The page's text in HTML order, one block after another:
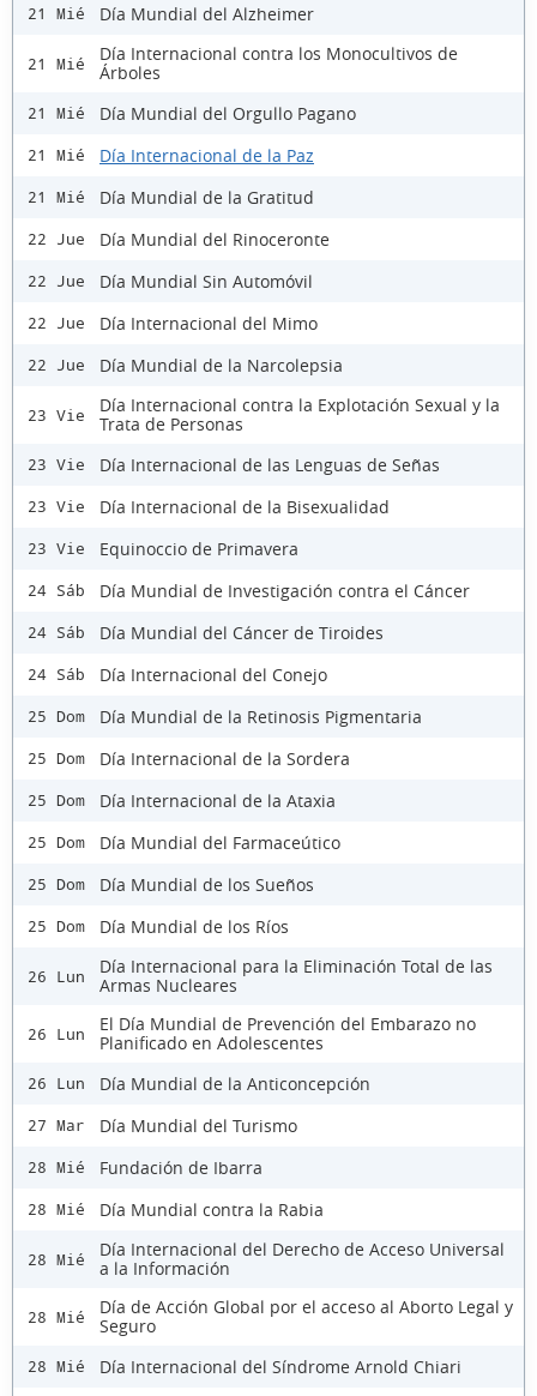
21 Mié Día Mundial del Alzheimer
21 Mié
Día Internacional contra los Monocultivos de
Árboles
21 Mié Día Mundial del Orgullo Pagano
21 Mié Día Internacional de la Paz
21 Mié Día Mundial de la Gratitud
22 Jue Día Mundial del Rinoceronte
22 Jue Día Mundial Sin Automóvil
22 Jue Día Internacional del Mimo
22 Jue Día Mundial de la Narcolepsia
23 Vie
Día Internacional contra la Explotación Sexual y la
Trata de Personas
23 Vie Día Internacional de las Lenguas de Señas
23 Vie Día Internacional de la Bisexualidad
23 Vie Equinoccio de Primavera
24 Sáb Día Mundial de Investigación contra el Cáncer
24 Sáb Día Mundial del Cáncer de Tiroides
24 Sáb Día Internacional del Conejo
25 Dom Día Mundial de la Retinosis Pigmentaria
25 Dom Día Internacional de la Sordera
25 Dom Día Internacional de la Ataxia
25 Dom Día Mundial del Farmaceútico
25 Dom Día Mundial de los Sueños
25 Dom Día Mundial de los Ríos
26 Lun
Día Internacional para la Eliminación Total de las
Armas Nucleares
26 Lun
El Día Mundial de Prevención del Embarazo no
Planificado en Adolescentes
26 Lun Día Mundial de la Anticoncepción
27 Mar Día Mundial del Turismo
28 Mié Fundación de Ibarra
28 Mié Día Mundial contra la Rabia
28 Mié
Día Internacional del Derecho de Acceso Universal
a la Información
28 Mié
Día de Acción Global por el acceso al Aborto Legal y
Seguro
28 Mié Día Internacional del Síndrome Arnold Chiari